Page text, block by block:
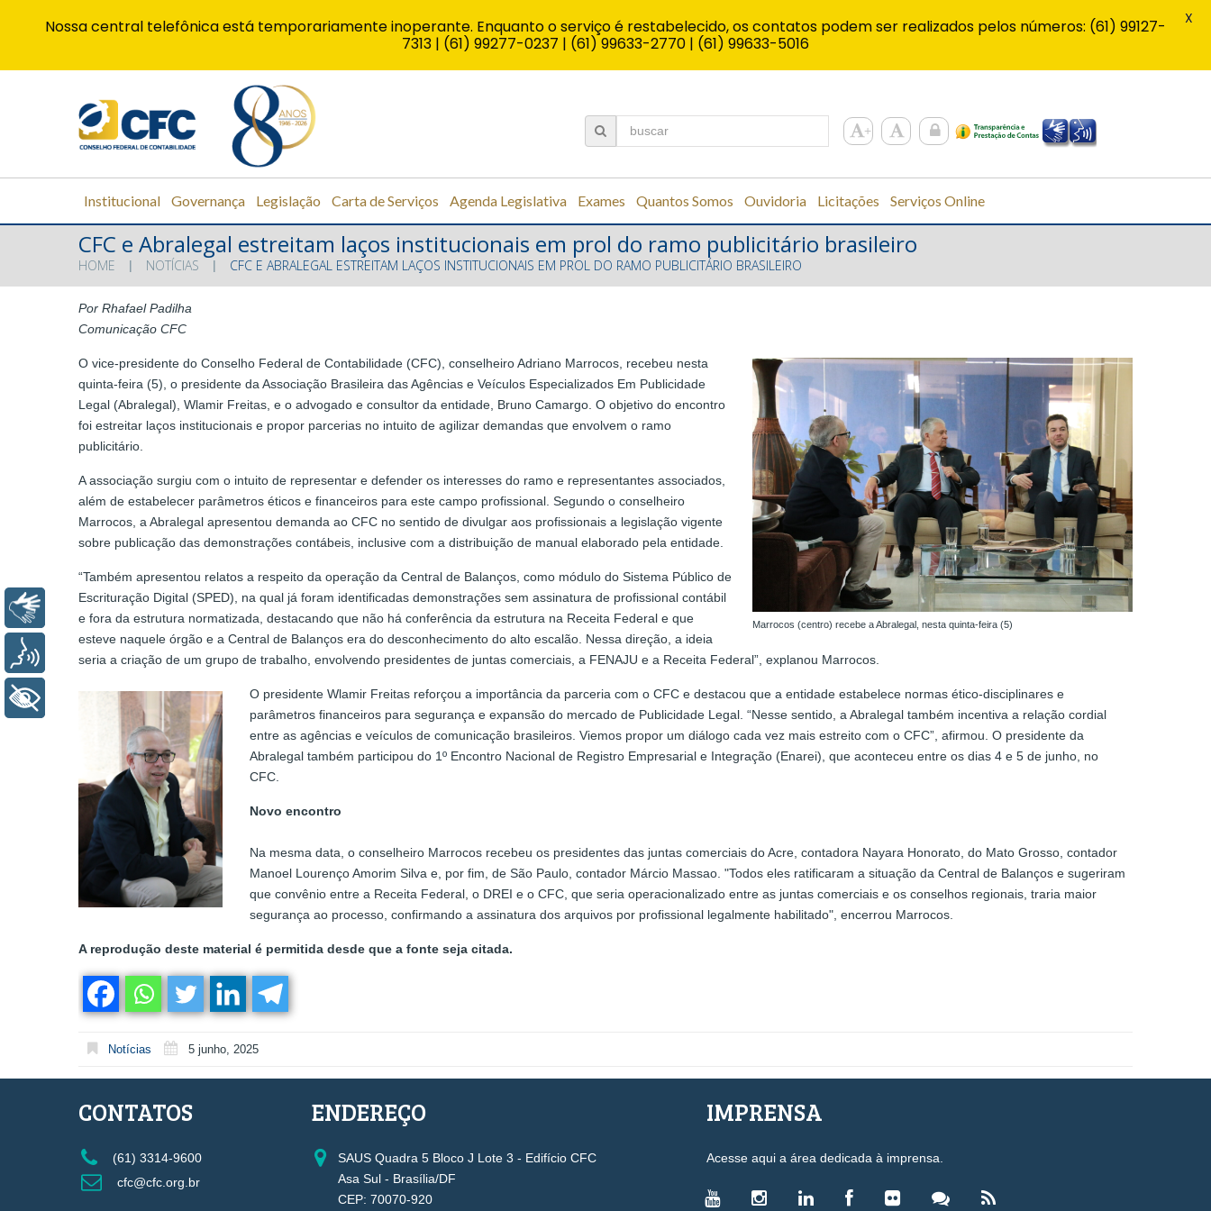
Institucional Governança Legislação Carta de Serviços Agenda Legislativa Exames Quantos Somos Ouvidoria Licitações Serviços Online
CFC e Abralegal estreitam laços institucionais em prol do ramo publicitário brasileiro
HOME NOTÍCIAS CFC E ABRALEGAL ESTREITAM LAÇOS INSTITUCIONAIS EM PROL DO RAMO PUBLICITÁRIO BRASILEIRO
Por Rhafael Padilha
Comunicação CFC
Marrocos (centro) recebe a Abralegal, nesta quinta-feira (5)
O vice-presidente do Conselho Federal de Contabilidade (CFC), conselheiro Adriano Marrocos, recebeu nesta
quinta-feira (5), o presidente da Associação Brasileira das Agências e Veículos Especializados Em Publicidade
Legal (Abralegal), Wlamir Freitas, e o advogado e consultor da entidade, Bruno Camargo. O objetivo do encontro
foi estreitar laços institucionais e propor parcerias no intuito de agilizar demandas que envolvem o ramo
publicitário.
A associação surgiu com o intuito de representar e defender os interesses do ramo e representantes associados,
além de estabelecer parâmetros éticos e financeiros para este campo profissional. Segundo o conselheiro
Marrocos, a Abralegal apresentou demanda ao CFC no sentido de divulgar aos profissionais a legislação vigente
sobre publicação das demonstrações contábeis, inclusive com a distribuição de manual elaborado pela entidade.
“Também apresentou relatos a respeito da operação da Central de Balanços, como módulo do Sistema Público de
Escrituração Digital (SPED), na qual já foram identificadas demonstrações sem assinatura de profissional contábil
e fora da estrutura normatizada, destacando que não há conferência da estrutura na Receita Federal e que
esteve naquele órgão e a Central de Balanços era do desconhecimento do alto escalão. Nessa direção, a ideia
seria a criação de um grupo de trabalho, envolvendo presidentes de juntas comerciais, a FENAJU e a Receita Federal”, explanou Marrocos.
O presidente Wlamir Freitas reforçou a importância da parceria com o CFC e destacou que a entidade estabelece normas ético-disciplinares e
parâmetros financeiros para segurança e expansão do mercado de Publicidade Legal. “Nesse sentido, a Abralegal também incentiva a relação cordial
entre as agências e veículos de comunicação brasileiros. Viemos propor um diálogo cada vez mais estreito com o CFC”, afirmou. O presidente da
Abralegal também participou do 1º Encontro Nacional de Registro Empresarial e Integração (Enarei), que aconteceu entre os dias 4 e 5 de junho, no
CFC.
Novo encontro
Na mesma data, o conselheiro Marrocos recebeu os presidentes das juntas comerciais do Acre, contadora Nayara Honorato, do Mato Grosso, contador
Manoel Lourenço Amorim Silva e, por fim, de São Paulo, contador Márcio Massao. "Todos eles ratificaram a situação da Central de Balanços e sugeriram
que convênio entre a Receita Federal, o DREI e o CFC, que seria operacionalizado entre as juntas comerciais e os conselhos regionais, traria maior
segurança ao processo, confirmando a assinatura dos arquivos por profissional legalmente habilitado", encerrou Marrocos.
A reprodução deste material é permitida desde que a fonte seja citada.
Notícias 5 junho, 2025
CONTATOS
(61) 3314-9600
cfc@cfc.org.br
ENDEREÇO
SAUS Quadra 5 Bloco J Lote 3 - Edifício CFC
Asa Sul - Brasília/DF
CEP: 70070-920
IMPRENSA
Acesse aqui a área dedicada à imprensa.
Nossa central telefônica está temporariamente inoperante. Enquanto o serviço é restabelecido, os contatos podem ser realizados pelos números: (61) 99127-
7313 | (61) 99277-0237 | (61) 99633-2770 | (61) 99633-5016
X
+ Acessibilidade